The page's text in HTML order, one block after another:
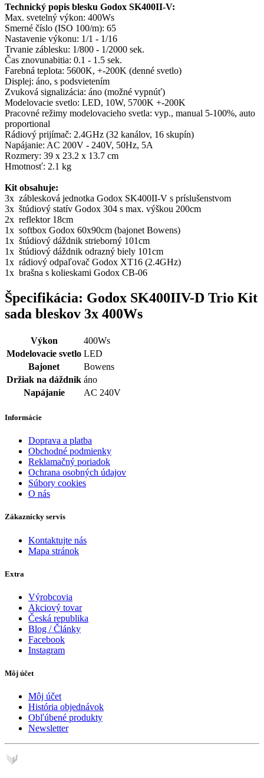
Technický popis blesku Godox SK400II-V:
Max. svetelný výkon: 400Ws
Smerné číslo (ISO 100/m): 65
Nastavenie výkonu: 1/1 - 1/16
Trvanie záblesku: 1/800 - 1/2000 sek.
Čas znovunabitia: 0.1 - 1.5 sek.
Farebná teplota: 5600K, +-200K (denné svetlo)
Displej: áno, s podsvietením
Zvuková signalizácia: áno (možné vypnúť)
Modelovacie svetlo: LED, 10W, 5700K +-200K
Pracovné režimy modelovacieho svetla: vyp., manual 5-100%, auto
proportional
Rádiový prijímač: 2.4GHz (32 kanálov, 16 skupín)
Napájanie: AC 200V - 240V, 50Hz, 5A
Rozmery: 39 x 23.2 x 13.7 cm
Hmotnosť: 2.1 kg
Kit obsahuje:
3x záblesková jednotka Godox SK400II-V s príslušenstvom
3x štúdiový statív Godox 304 s max. výškou 200cm
2x reflektor 18cm
1x softbox Godox 60x90cm (bajonet Bowens)
1x štúdiový dáždnik strieborný 101cm
1x štúdiový dáždnik odrazný biely 101cm
1x rádiový odpaľovač Godox XT16 (2.4GHz)
1x brašna s kolieskami Godox CB-06
Špecifikácia: Godox SK400IIV-D Trio Kit
sada bleskov 3x 400Ws
Výkon
400Ws
Modelovacie svetlo LED
Bajonet
Bowens
Držiak na dáždnik áno
Napájanie
AC 240V
Informácie
Doprava a platba
Obchodné podmienky
Reklamačný poriadok
Ochrana osobných údajov
Súbory cookies
O nás
Zákaznícky servis
Kontaktujte nás
Mapa stránok
Extra
Výrobcovia
Akciový tovar
Česká republika
Blog / Články
Facebook
Instagram
Môj účet
Môj účet
História objednávok
Obľúbené produkty
Newsletter